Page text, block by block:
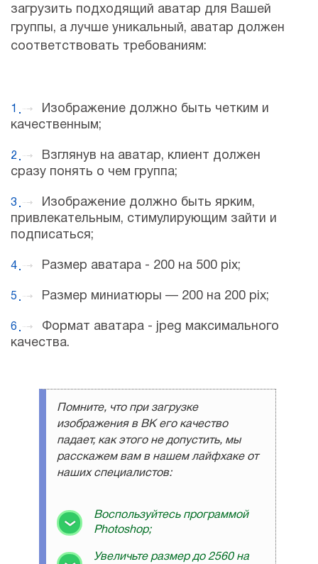
загрузить подходящий аватар для Вашей
группы, а лучше уникальный, аватар должен
соответствовать требованиям:
Изображение должно быть четким и
качественным;
Взглянув на аватар, клиент должен
сразу понять о чем группа;
Изображение должно быть ярким,
привлекательным, стимулирующим зайти и
подписаться;
Размер аватара - 200 на 500 pix;
Размер миниатюры — 200 на 200 pix;
Формат аватара - jpeg максимального
качества.
Помните, что при загрузке
изображения в ВК его качество
падает, как этого не допустить, мы
расскажем вам в нашем лайфхаке от
наших специалистов:
Воспользуйтесь программой
Photoshop;
Увеличьте размер до 2560 на